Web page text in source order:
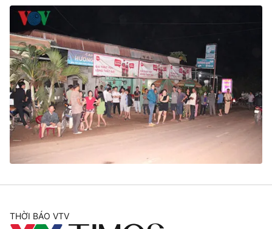
THỜI BÁO VTV
Theo dõi báo trên
Cơ quan chủ quản:Đài Truyền hình Việt Nam
Cơ quan báo chí:
Giấy phép hoạt động báo in và báo điện tử số 483/GP-BTTTT
Phó Tổng Biên tập:
Nguyễn Trọng Ninh
THỜI BÁO VTV